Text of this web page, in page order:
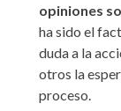
opiniones
ha sido el
duda a la
otros la
proceso.